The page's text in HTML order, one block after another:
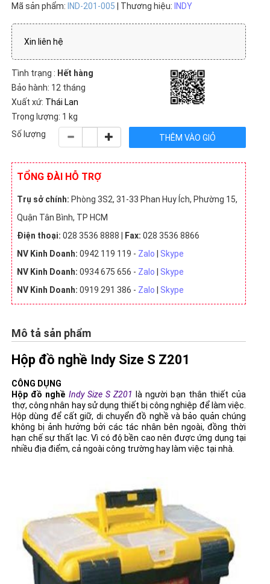
Mã sản phẩm:IND-201-005 | Thương hiệu:INDY
Xin liên hệ
Tình trạng : Hết hàng
Bảo hành: 12 tháng
Xuất xứ: Thái Lan
Trọng lượng: 1 kg
Số lượng
TỔNG ĐÀI HỖ TRỢ
Trụ sở chính: Phòng 3S2, 31-33 Phan Huy Ích, Phường 15,
Quận Tân Bình, TP HCM
Điện thoại: 028 3536 8888 | Fax: 028 3536 8866
NV Kinh Doanh: 0942 119 119 - Zalo
Skype
NV Kinh Doanh: 0934 675 656 - Zalo
Skype
NV Kinh Doanh: 0919 291 386 - Zalo Skype
Mô tả sản phẩm
Hộp đồ nghề Indy Size S Z201
CÔNG DỤNG
Hộp đồ nghề Indy Size S Z201
là người bạn thân thiết của
thợ, công nhân hay sử dụng thiết bị công nghiệp để làm việc.
Hộp dùng để cất giữ, di chuyển đồ nghề và bảo quản chúng
không bị ảnh hưởng bởi các tác nhân bên ngoài, đồng thời
hạn chế sự thất lạc. Vì có độ bền cao nên được ứng dụng tại
nhiều địa điểm, cả ngoài công trường hay làm việc tại nhà.